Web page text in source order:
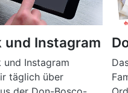
und Instagram
Instagram
täglich über